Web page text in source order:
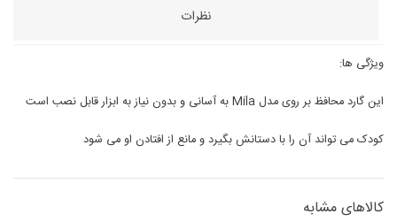
نظرات
ویژگی ها:
این گارد محافظ بر روی مدل Mila به آسانی و بدون نیاز به ابزار قابل نصب است
کودک می تواند آن را با دستانش بگیرد و مانع از افتادن او می شود
کالاهای مشابه